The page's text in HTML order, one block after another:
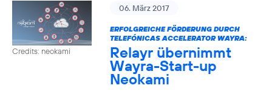
Credits: neokami
06. März 2017
ERFOLGREICHE FÖRDERUNG DURCH
TELEFÓNICAS ACCELERATOR WAYRA:
Relayr übernimmt
Wayra-Start-up
Neokami